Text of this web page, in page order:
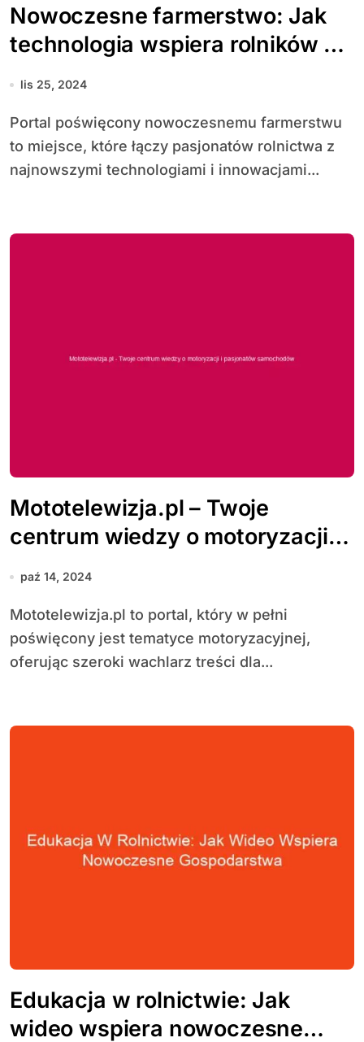
Nowoczesne farmerstwo: Jak
technologia wspiera rolników w
codziennych wyzwaniach
lis 25, 2024
Portal poświęcony nowoczesnemu farmerstwu
to miejsce, które łączy pasjonatów rolnictwa z
najnowszymi technologiami i innowacjami...
Mototelewizja.pl – Twoje
centrum wiedzy o motoryzacji i
pasjonatów samochodów
paź 14, 2024
Mototelewizja.pl to portal, który w pełni
poświęcony jest tematyce motoryzacyjnej,
oferując szeroki wachlarz treści dla...
Edukacja w rolnictwie: Jak
wideo wspiera nowoczesne